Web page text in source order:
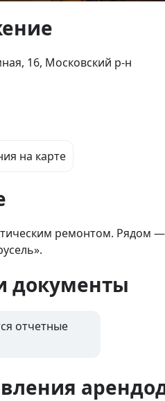
16, Московский р-н
на карте
ремонтом. Рядом
документы
отчетные